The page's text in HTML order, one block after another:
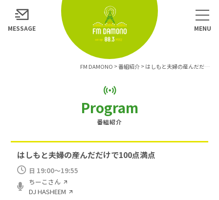
MESSAGE
FM DAMONO >番組紹介> はしもと夫婦の産んだだけで100点満点
Program
番組紹介
はしもと夫婦の産んだだけで100点満点
日 19:00〜19:55
ちーこさん
DJ HASHEEM